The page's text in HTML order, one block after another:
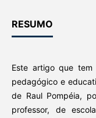
RESUMO
Este artigo que
pedagógico e
de Raul Pompéia,
professor, de